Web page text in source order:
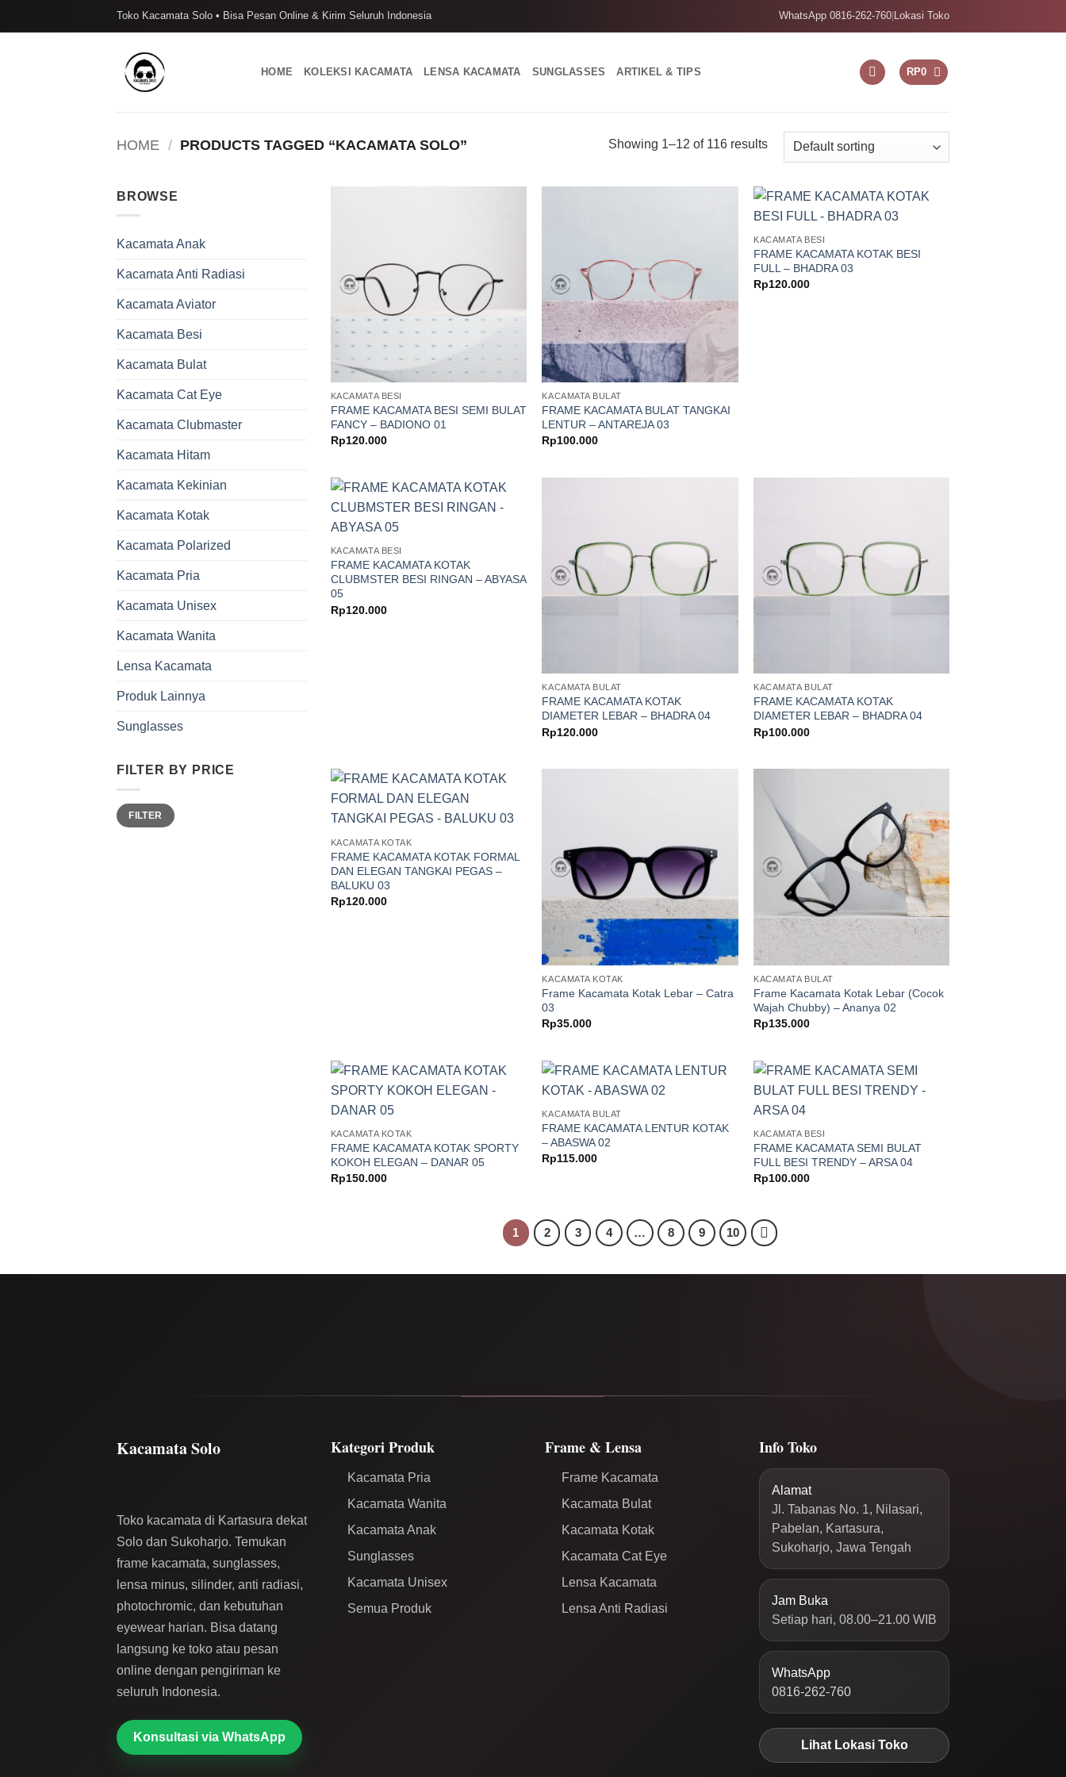
Toko Kacamata Solo • Bisa Pesan Online & Kirim Seluruh Indonesia WhatsApp 0816-262-760 Lokasi Toko
HOME KOLEKSI KACAMATA LENSA KACAMATA SUNGLASSES ARTIKEL & TIPS RP0
HOME / PRODUCTS TAGGED “KACAMATA SOLO” Showing 1–12 of 116 results
BROWSE
Kacamata Anak
Kacamata Anti Radiasi
Kacamata Aviator
Kacamata Besi
Kacamata Bulat
Kacamata Cat Eye
Kacamata Clubmaster
Kacamata Hitam
Kacamata Kekinian
Kacamata Kotak
Kacamata Polarized
Kacamata Pria
Kacamata Unisex
Kacamata Wanita
Lensa Kacamata
Produk Lainnya
Sunglasses
FILTER BY PRICE
Min
price
Max
priceFILTER
KACAMATA BESI
FRAME KACAMATA BESI SEMI BULAT
FANCY – BADIONO 01
Rp120.000
KACAMATA BULAT
FRAME KACAMATA BULAT TANGKAI
LENTUR – ANTAREJA 03
Rp100.000
KACAMATA BESI
FRAME KACAMATA KOTAK BESI
FULL – BHADRA 03
Rp120.000
KACAMATA BESI
FRAME KACAMATA KOTAK
CLUBMSTER BESI RINGAN – ABYASA
05
Rp120.000
KACAMATA BULAT
FRAME KACAMATA KOTAK
DIAMETER LEBAR – BHADRA 04
Rp120.000
KACAMATA BULAT
FRAME KACAMATA KOTAK
DIAMETER LEBAR – BHADRA 04
Rp100.000
KACAMATA KOTAK
FRAME KACAMATA KOTAK FORMAL
DAN ELEGAN TANGKAI PEGAS –
BALUKU 03
Rp120.000
KACAMATA KOTAK
Frame Kacamata Kotak Lebar – Catra
03
Rp35.000
KACAMATA BULAT
Frame Kacamata Kotak Lebar (Cocok
Wajah Chubby) – Ananya 02
Rp135.000
KACAMATA KOTAK
FRAME KACAMATA KOTAK SPORTY
KOKOH ELEGAN – DANAR 05
Rp150.000
KACAMATA BULAT
FRAME KACAMATA LENTUR KOTAK
– ABASWA 02
Rp115.000
KACAMATA BESI
FRAME KACAMATA SEMI BULAT
FULL BESI TRENDY – ARSA 04
Rp100.000
1 2 3 4 … 8 9 10
Kacamata Solo
Toko kacamata di Kartasura dekat
Solo dan Sukoharjo. Temukan
frame kacamata, sunglasses,
lensa minus, silinder, anti radiasi,
photochromic, dan kebutuhan
eyewear harian. Bisa datang
langsung ke toko atau pesan
online dengan pengiriman ke
seluruh Indonesia.
Konsultasi via WhatsApp
Kategori Produk
Kacamata Pria
Kacamata Wanita
Kacamata Anak
Sunglasses
Kacamata Unisex
Semua Produk
Frame & Lensa
Frame Kacamata
Kacamata Bulat
Kacamata Kotak
Kacamata Cat Eye
Lensa Kacamata
Lensa Anti Radiasi
Info Toko
Alamat
Jl. Tabanas No. 1, Nilasari,
Pabelan, Kartasura,
Sukoharjo, Jawa Tengah
Jam Buka
Setiap hari, 08.00–21.00 WIB
WhatsApp
0816-262-760
Lihat Lokasi Toko